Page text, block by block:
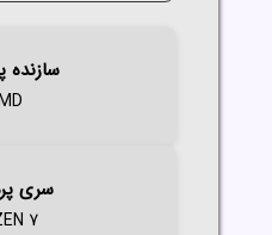
سازنده
سری
7